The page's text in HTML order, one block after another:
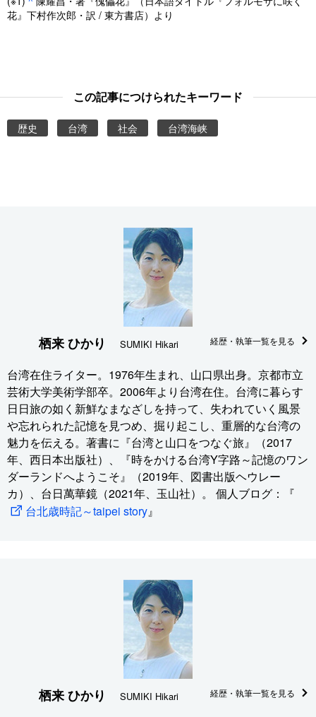
花』下村作次郎・訳 / 東方書店）より
この記事につけられたキーワード
歴史 台湾 社会 台湾海峡
栖来 ひかり SUMIKI Hikari 経歴・執筆一覧を見る
台湾在住ライター。1976年生まれ、山口県出身。京都市立
芸術大学美術学部卒。2006年より台湾在住。台湾に暮らす
日日旅の如く新鮮なまなざしを持って、失われていく風景
や忘れられた記憶を見つめ、掘り起こし、重層的な台湾の
魅力を伝える。著書に『台湾と山口をつなぐ旅』（2017
年、西日本出版社）、『時をかける台湾Y字路～記憶のワン
ダーランドへようこそ』（2019年、図書出版ヘウレー
カ）、台日萬華鏡（2021年、玉山社）。 個人ブログ：『
台北歳時記～taipei story』
栖来 ひかり SUMIKI Hikari 経歴・執筆一覧を見る